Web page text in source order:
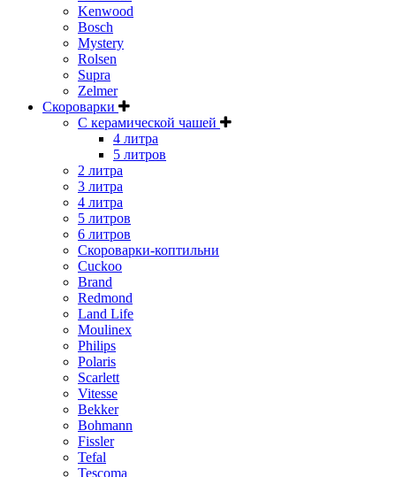
Kenwood
Bosch
Mystery
Rolsen
Supra
Zelmer
Скороварки
С керамической чашей
4 литра
5 литров
2 литра
3 литра
4 литра
5 литров
6 литров
Скороварки-коптильни
Cuckoo
Brand
Redmond
Land Life
Moulinex
Philips
Polaris
Scarlett
Vitesse
Bekker
Bohmann
Fissler
Tefal
Tescoma